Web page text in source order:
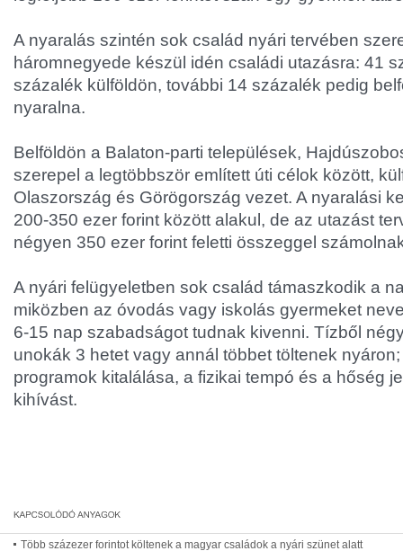
A nyaralás szintén sok család nyári tervében
háromnegyede készül idén családi utazásra: 41
százalék külföldön, további 14 százalék pedig
nyaralna.
Belföldön a Balaton-parti települések,
szerepel a legtöbbször említett úti célok között,
Olaszország és Görögország vezet. A nyaralási
200-350 ezer forint között alakul, de az utazást
négyen 350 ezer forint feletti összeggel
A nyári felügyeletben sok család támaszkodik a
miközben az óvodás vagy iskolás gyermeket
6-15 nap szabadságot tudnak kivenni. Tízből
unokák 3 hetet vagy annál többet töltenek
programok kitalálása, a fizikai tempó és a hőség
kihívást.
Több százezer forintot költenek a magyar családok a nyári szünet alatt